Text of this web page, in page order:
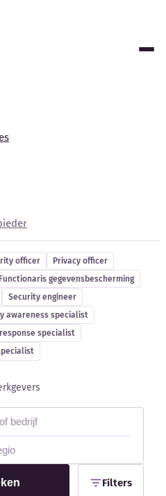
officer
Privacy officer
Functionaris gegevensbescherming
Security engineer
awareness specialist
specialist
Filters